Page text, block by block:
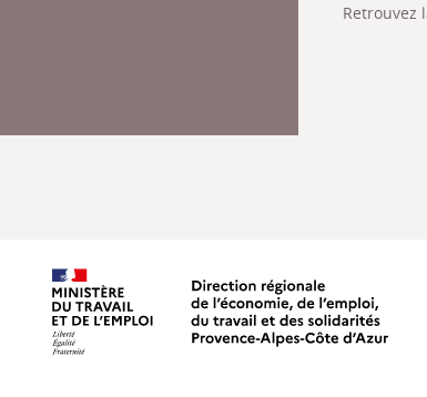
Retrouvez
Ministère du travail,